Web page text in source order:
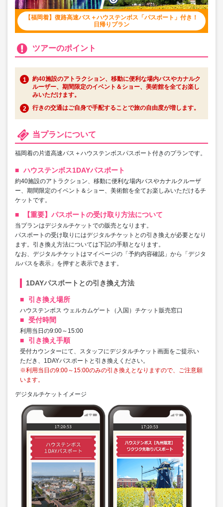
【福岡着】復路高速バス＋ハウステンボス「パスポート」付き！
日帰りプラン
ツアーのポイント
約40施設のアトラクション、移動に便利な場内バスやカナルク
ルーザー、期間限定のイベント＆ショー、美術館を全てお楽し
みいただけます。
行きの交通はご自身で手配することで旅の自由度が増します。
当プランについて
福岡着の片道高速バス＋ハウステンボスパスポート付きのプランです。
ハウステンボス1DAYパスポート
約40施設のアトラクション、移動に便利な場内バスやカナルクルーザ
ー、期間限定のイベント＆ショー、美術館を全てお楽しみいただけるチ
ケットです。
【重要】パスポートの受け取り方法について
当プランはデジタルチケットでの販売となります。
パスポートの受け取りにはデジタルチケットとの引き換えが必要となり
ます。引き換え方法については下記の手順となります。
なお、デジタルチケットはマイページの「予約内容確認」から「デジタ
ルパスを表示」を押すと表示できます。
1DAYパスポートとの引き換え方法
引き換え場所
ハウステンボス ウェルカムゲート（入国）チケット販売窓口
受付時間
利用当日の9:00～15:00
引き換え手順
受付カウンターにて、スタッフにデジタルチケット画面をご提示い
ただき、1DAYパスポートと引き換えください。
※利用当日の9:00～15:00のみの引き換えとなりますので、ご注意願
います。
デジタルチケットイメージ